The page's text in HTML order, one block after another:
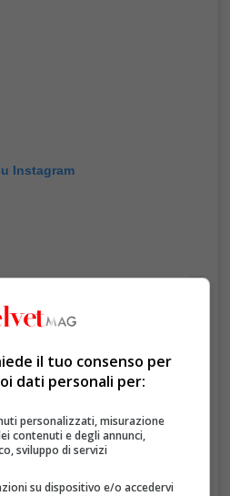
Instagram
Royal Family (@theroyalfamily)
il tuo consenso per
dati personali per:
personalizzati, misurazione
contenuti e degli annunci,
sviluppo di servizi
su dispositivo e/o accedervi